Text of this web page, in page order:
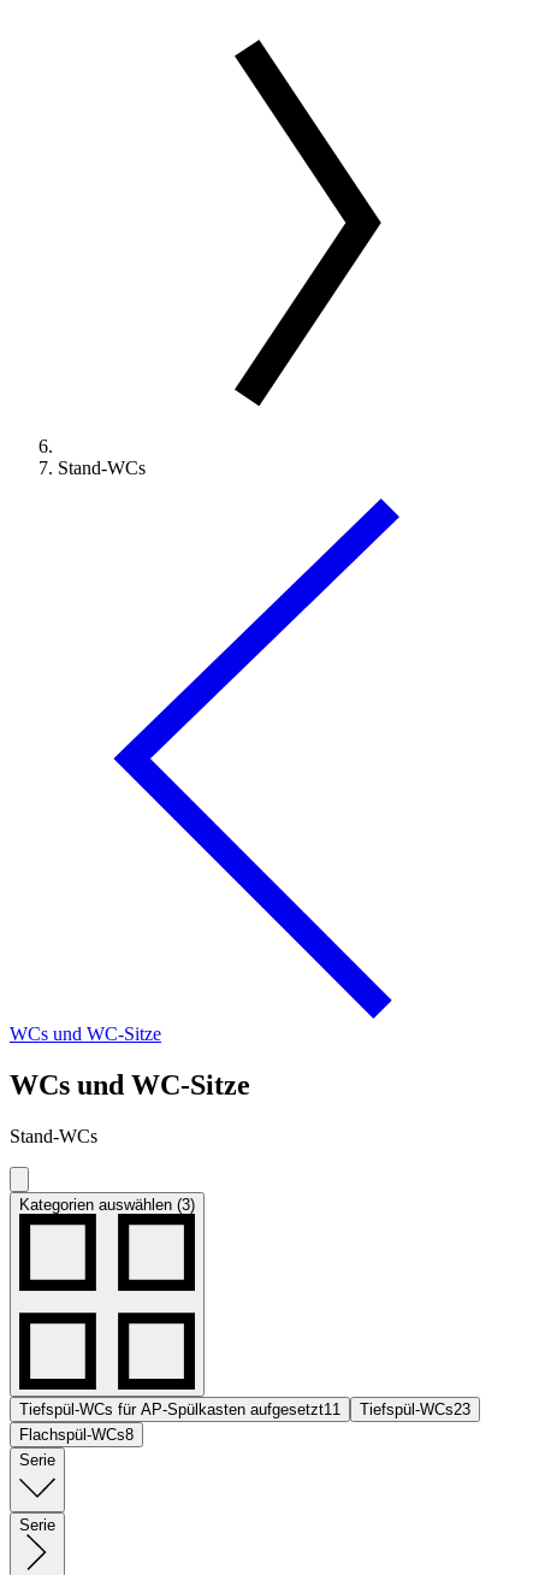
Stand-WCs
WCs und WC-Sitze
WCs und WC-Sitze
Stand-WCs
Kategorien auswählen (3)
Tiefspül-WCs für AP-Spülkasten aufgesetzt11 Tiefspül-WCs23
Flachspül-WCs8
Serie
Serie